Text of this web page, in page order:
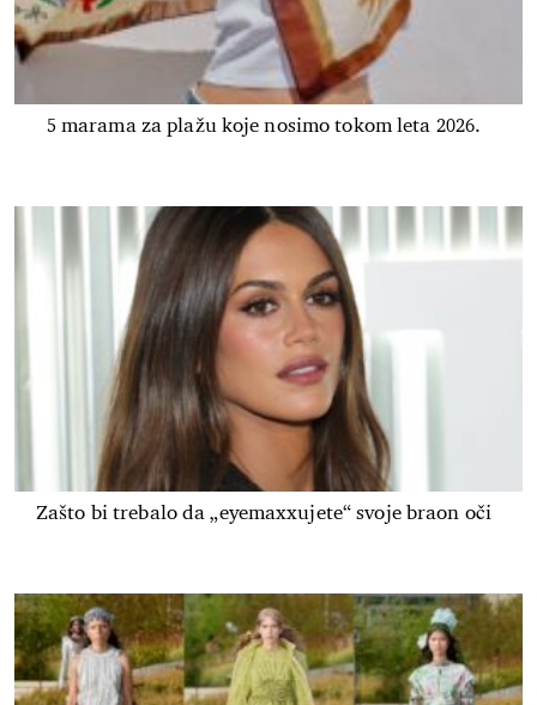
5 marama za plažu koje nosimo tokom leta 2026.
Zašto bi trebalo da „eyemaxxujete“ svoje braon oči